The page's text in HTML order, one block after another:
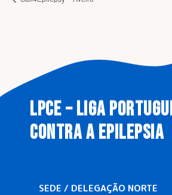
LPCE – LIGA
CONTRA A EPILEPSIA
SEDE / DELEGAÇÃO NORTE